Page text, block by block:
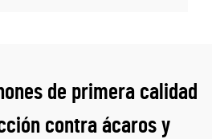
de primera calidad
contra ácaros y